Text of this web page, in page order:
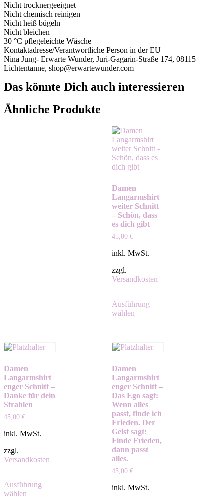
Nicht trocknergeeignet
Nicht chemisch reinigen
Nicht heiß bügeln
Nicht bleichen
30 °C pflegeleichte Wäsche
Kontaktadresse/Verantwortliche Person in der EU
Nina Jung- Erwarte Wunder, Juri-Gagarin-Straße 174, 08115
Lichtentanne, shop@erwartewunder.com
Das könnte Dich auch interessieren
Ähnliche Produkte
Damen
Langarmshirt
weiter Schnitt
– Schön, dass
es dich gibt
45,00 €
inkl. MwSt.
zzgl.
Versandkosten
Ausführung
wählen
Damen
Langarmshirt
enger Schnitt –
Danke für dein
Strahlen
45,00 €
inkl. MwSt.
zzgl.
Versandkosten
Ausführung
wählen
Damen
Langarmshirt
enger Schnitt –
Das Ego sagt:
Wenn alles
passt, finde ich
Frieden. Der
Geist sagt:
Finde Frieden,
dann passt
alles.
45,00 €
inkl. MwSt.